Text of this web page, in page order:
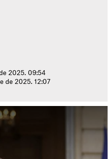
2025. 09:54
de 2025. 12:07